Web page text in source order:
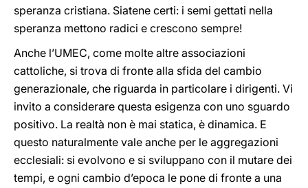
speranza cristiana. Siatene certi: i semi gettati nella
speranza mettono radici e crescono sempre!
Anche l’UMEC, come molte altre associazioni
cattoliche, si trova di fronte alla sfida del cambio
generazionale, che riguarda in particolare i dirigenti. Vi
invito a considerare questa esigenza con uno sguardo
positivo. La realtà non è mai statica, è dinamica. E
questo naturalmente vale anche per le aggregazioni
ecclesiali: si evolvono e si sviluppano con il mutare dei
tempi, e ogni cambio d’epoca le pone di fronte a una